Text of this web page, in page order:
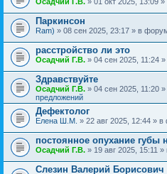
Паркинсон
Ram) » 08 сен 2025, 23:17 » в
расстройство ли это
Осадчий Г.В. » 04 сен 2025, 11:24
Здравствуйте
Осадчий Г.В. » 04 сен 2025, 11:20
предложений
Дефектолог
Елена Ш.М. » 22 авг 2025, 12:44 »
постоянное опухание губы
Осадчий Г.В. » 19 авг 2025, 15:11
Слезин Валерий Борисович